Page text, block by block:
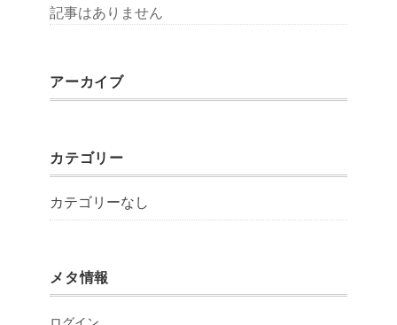
記事はありません
アーカイブ
カテゴリー
カテゴリーなし
メタ情報